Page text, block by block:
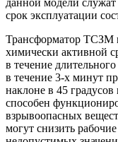
срок эксплуатации
Трансформатор ТСЗМ
химически активной
в течение
в течение 3-х минут
наклоне в 45
способен
взрывоопасных
могут снизить